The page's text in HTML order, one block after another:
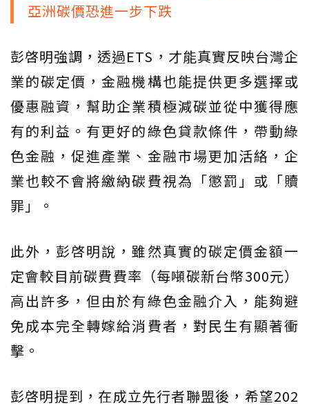
亞洲碳價恐進一步下跌
彭啓明強調，透過ETS，才能真實反映台灣企
業的碳定價，金融機構也能提供更多選擇或
優惠融資，幫助企業積極減碳並從中獲得應
有的利益。有更好的綠色貸款條件，帶動綠
色金融，促進產業、金融市場更加活絡，企
業也較不會將繳納碳費視為「懲罰」或「贖
罪」。
此外，彭啓明說，雖然真實的碳定價金額一
定會較目前碳費費率（每噸碳新台幣300元）
高出許多，但由於有綠色金融介入，能夠避
免成本完全轉嫁給消費者，對民生有顯著衝
擊。
彭啓明提到，在成立先行者聯盟後，希望202